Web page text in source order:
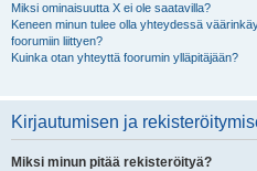
Miksi ominaisuutta X ei ole saatavilla?
Keneen minun tulee olla yhteydessä
foorumiin liittyen?
Kuinka otan yhteyttä foorumin ylläpitäjään?
Kirjautumisen ja
Miksi minun pitää rekisteröityä?